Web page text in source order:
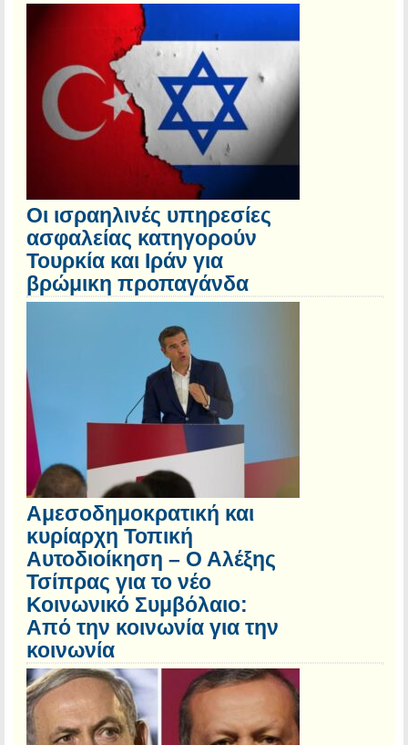
Οι ισραηλινές υπηρεσίες
ασφαλείας κατηγορούν
Τουρκία και Ιράν για
βρώμικη προπαγάνδα
Αμεσοδημοκρατική και
κυρίαρχη Τοπική
Αυτοδιοίκηση – Ο Αλέξης
Τσίπρας για το νέο
Κοινωνικό Συμβόλαιο:
Από την κοινωνία για την
κοινωνία